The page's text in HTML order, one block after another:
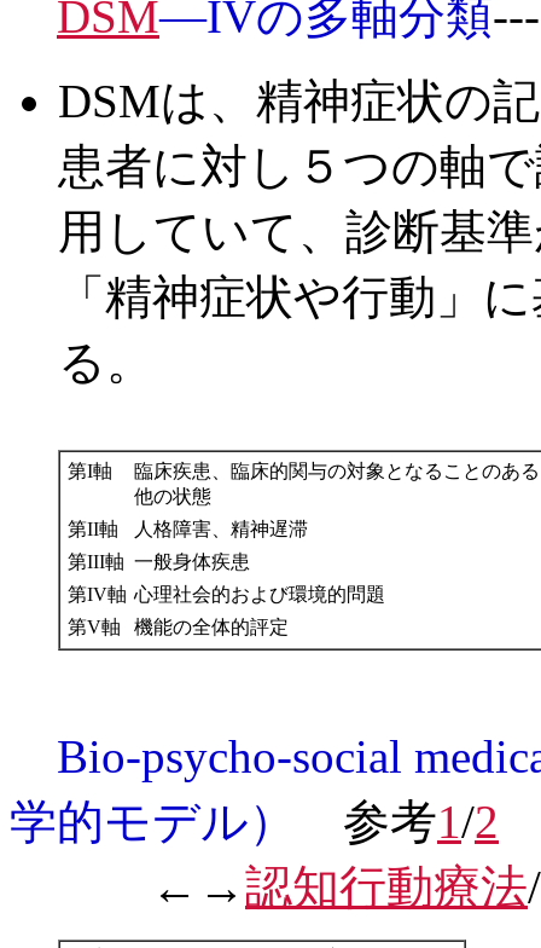
DSM—IVの多軸分類
DSMは、精神症状の
患者に対し５つの軸
用していて、診断基
「精神症状や行動」
る。
第I軸
臨床疾患、臨床的関与の対象となることのある
他の状態
第II軸
人格障害、精神遅滞
第III軸 一般身体疾患
第IV軸 心理社会的および環境的問題
第V軸
機能の全体的評定
Bio-psycho-social
学的モデル）
参考1/2
←→認知行動療法/